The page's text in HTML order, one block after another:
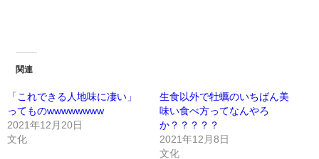
関連
「これできる人地味に凄い」
ってものwwwwwwww
2021年12月20日
文化
生食以外で牡蠣のいちばん美
味い食べ方ってなんやろ
か？？？？？
2021年12月8日
文化